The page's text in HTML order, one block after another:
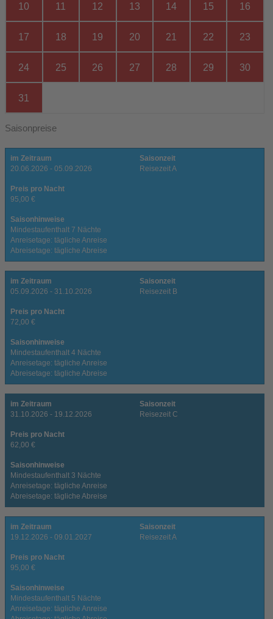
10 11 12 13 14 15 16
17 18 19 20 21 22 23
24 25 26 27 28 29 30
31
Saisonpreise
im Zeitraum
20.06.2026 - 05.09.2026
Saisonzeit
Reisezeit A
Preis pro Nacht
95,00 €
Saisonhinweise
Mindestaufenthalt 7 Nächte
Anreisetage: tägliche Anreise
Abreisetage: tägliche Abreise
im Zeitraum
05.09.2026 - 31.10.2026
Saisonzeit
Reisezeit B
Preis pro Nacht
72,00 €
Saisonhinweise
Mindestaufenthalt 4 Nächte
Anreisetage: tägliche Anreise
Abreisetage: tägliche Abreise
im Zeitraum
31.10.2026 - 19.12.2026
Saisonzeit
Reisezeit C
Preis pro Nacht
62,00 €
Saisonhinweise
Mindestaufenthalt 3 Nächte
Anreisetage: tägliche Anreise
Abreisetage: tägliche Abreise
im Zeitraum
19.12.2026 - 09.01.2027
Saisonzeit
Reisezeit A
Preis pro Nacht
95,00 €
Saisonhinweise
Mindestaufenthalt 5 Nächte
Anreisetage: tägliche Anreise